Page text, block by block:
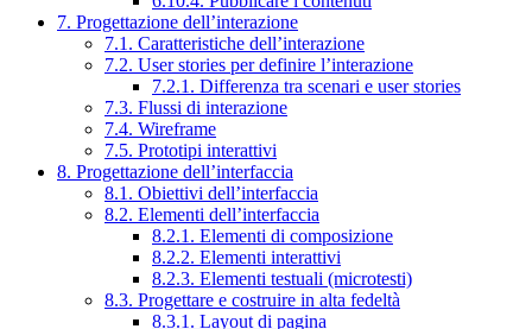
7. Progettazione dell’interazione
7.1. Caratteristiche dell’interazione
7.2. User stories per definire l’interazione
7.2.1. Differenza tra scenari e user stories
7.3. Flussi di interazione
7.4. Wireframe
7.5. Prototipi interattivi
8. Progettazione dell’interfaccia
8.1. Obiettivi dell’interfaccia
8.2. Elementi dell’interfaccia
8.2.1. Elementi di composizione
8.2.2. Elementi interattivi
8.2.3. Elementi testuali (microtesti)
8.3. Progettare e costruire in alta fedeltà
8.3.1. Layout di pagina